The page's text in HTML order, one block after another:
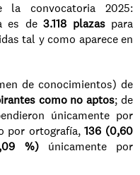
la convocatoria 2025:
es de 3.118 plazas para
tal y como aparece en
de conocimientos) de
como no aptos; de
únicamente por
por ortografía, 136 (0,60
%) únicamente por